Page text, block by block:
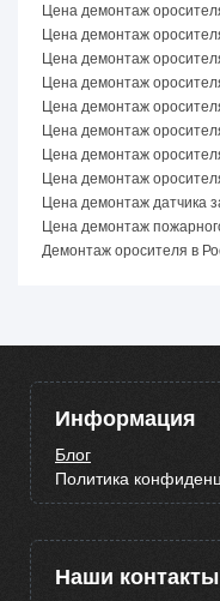
Цена демонтаж
Цена демонтаж
Цена демонтаж
Цена демонтаж
Цена демонтаж
Цена демонтаж
Цена демонтаж
Цена демонтаж
Цена демонтаж датчика
Цена демонтаж
Демонтаж оросителя в
Информация
Блог
Политика
Наши контакты